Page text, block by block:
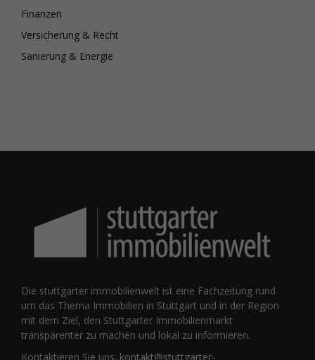
Finanzen
Versicherung & Recht
Sanierung & Energie
Die stuttgarter immobilienwelt ist eine Fachzeitung rund
um das Thema Immobilien in Stuttgart und in der Region
mit dem Ziel, den Stuttgarter Immobilienmarkt
transparenter zu machen und lokal zu informieren.
Kontaktieren Sie uns: kontakt@stuttgarter-